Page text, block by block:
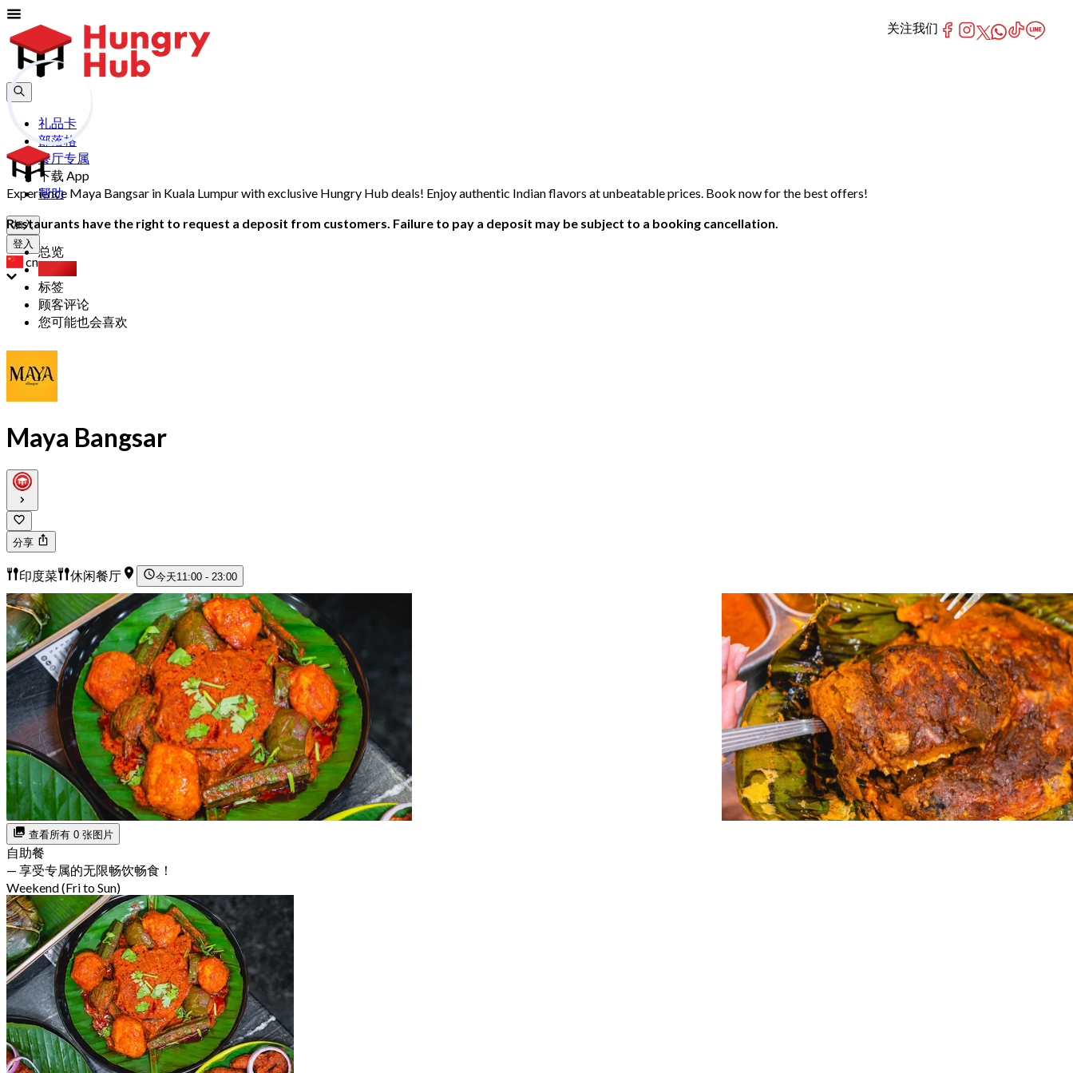
礼品卡
部落格
餐厅专属
下载 App
帮助
加入
登入
cn
Experience Maya Bangsar in Kuala Lumpur with exclusive Hungry Hub deals! Enjoy authentic Indian flavors at unbeatable prices. Book now for the best offers!
Restaurants have the right to request a deposit from customers. Failure to pay a deposit may be subject to a booking cancellation.
总览
标签
顾客评论
您可能也会喜欢
Maya Bangsar
分享
印度菜 休闲餐厅 今天11:00 - 23:00
查看所有 0 张图片
自助餐
— 享受专属的无限畅饮畅食！
Weekend (Fri to Sun)
关注我们